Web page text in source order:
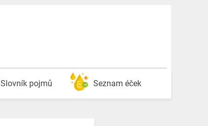
Slovník pojmů Seznam éček